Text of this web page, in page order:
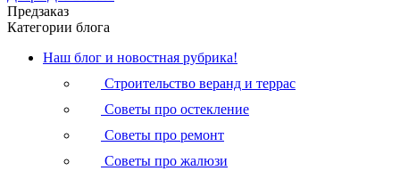
Предзаказ
Категории блога
Наш блог и новостная рубрика!
Строительство веранд и террас
Советы про остекление
Советы про ремонт
Советы про жалюзи